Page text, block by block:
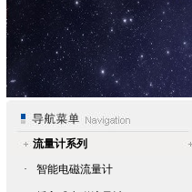
流量计系列
·
智能电磁流量计